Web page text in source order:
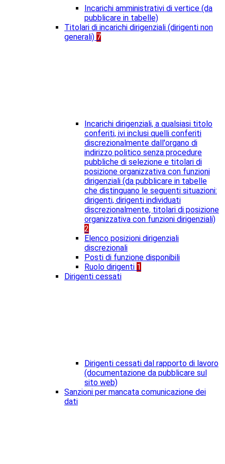
Incarichi amministrativi di vertice (da
pubblicare in tabelle)
Titolari di incarichi dirigenziali (dirigenti non
generali) 7
Incarichi dirigenziali, a qualsiasi titolo
conferiti, ivi inclusi quelli conferiti
discrezionalmente dall'organo di
indirizzo politico senza procedure
pubbliche di selezione e titolari di
posizione organizzativa con funzioni
dirigenziali (da pubblicare in tabelle
che distinguano le seguenti situazioni:
dirigenti, dirigenti individuati
discrezionalmente, titolari di posizione
organizzativa con funzioni dirigenziali)
2
Elenco posizioni dirigenziali
discrezionali
Posti di funzione disponibili
Ruolo dirigenti 1
Dirigenti cessati
Dirigenti cessati dal rapporto di lavoro
(documentazione da pubblicare sul
sito web)
Sanzioni per mancata comunicazione dei
dati